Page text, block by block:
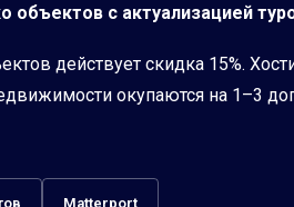
объектов с актуализацией
действует скидка 15%.
окупаются на 1–3
Matterport